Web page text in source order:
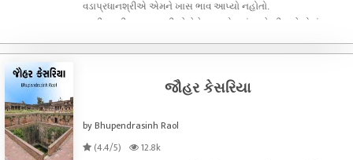
વડાપ્રધાનશ્રીએ એમને ખાસ ભાવ આપ્યો નહોતો.
ખાલીસ્તાનીઅલગાવવાદીઓ કેનેડા, યુએસમાં અને બીજા દેશોમાં સારા
અને કેનેડા વચ્ચે રાજદ્વારી સંબંધો તં
જૌહર કેસરિયા
by Bhupendrasinh Raol
(4.4/5)
12.8k